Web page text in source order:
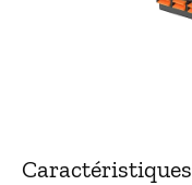
Caractéristiques